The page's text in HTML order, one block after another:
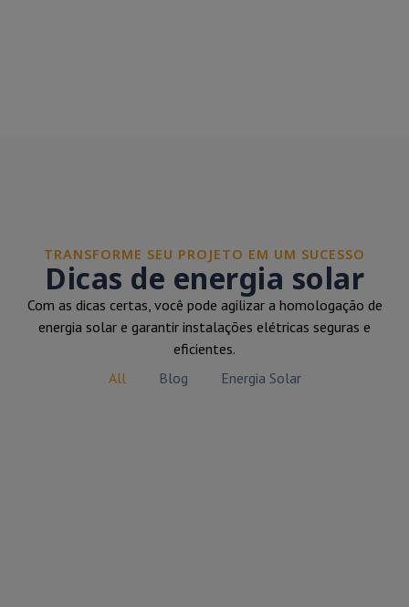
TRANSFORME SEU PROJETO EM UM SUCESSO
Dicas de energia solar
Com as dicas certas, você pode agilizar a homologação de
energia solar e garantir instalações elétricas seguras e
eficientes.
All
Blog Energia Solar